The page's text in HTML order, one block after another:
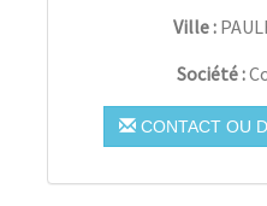
Ville :
Société :
CONTACT OU